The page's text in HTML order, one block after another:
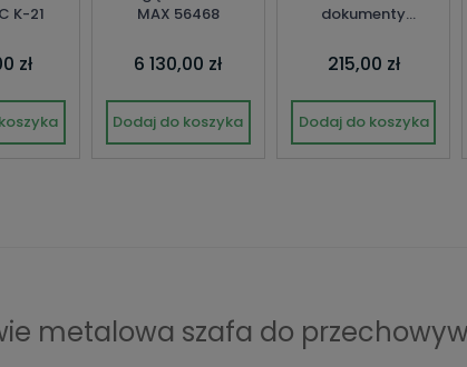
K-21
zł
MAX 56468
6 130,00 zł
Dodaj do koszyka
dokumenty
215,00 zł
Dodaj do koszyka
metalowa szafa do